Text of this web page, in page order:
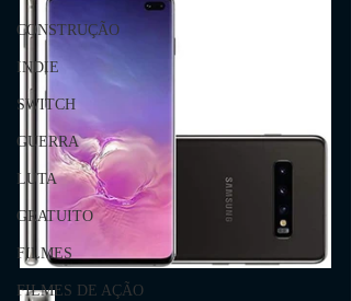
CONSTRUÇÃO
INDIE
SWITCH
GUERRA
LUTA
GRATUITO
FILMES
FILMES DE AÇÃO